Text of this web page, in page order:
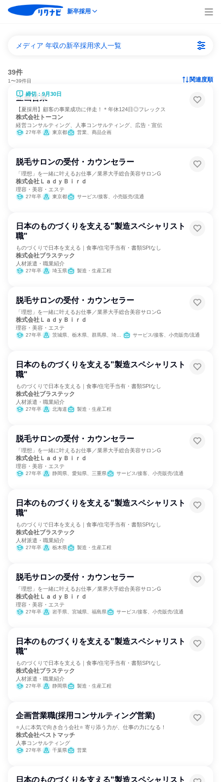
新卒採用
メディア 年収の新卒採用求人一覧
39件
1〜39件目 関連度順
締切：9月30日
企画営業
【夏採用】顧客の事業成功に伴走！＊年休124日◎フレックス
株式会社トーコン
経営コンサルティング、人事コンサルティング、広告・宣伝
27年卒 東京都 営業、商品企画
脱毛サロンの受付・カウンセラー
「理想」を一緒に叶えるお仕事／業界大手総合美容サロンG
株式会社ＬａｄｙＢｉｒｄ
理容・美容・エステ
27年卒 東京都 サービス/接客、小売販売/流通
日本のものづくりを支える"製造スペシャリスト
職"
ものづくりで日本を支える｜食事/住宅手当有・書類SPIなし
株式会社ブラステック
人材派遣・職業紹介
27年卒 埼玉県 製造・生産工程
脱毛サロンの受付・カウンセラー
「理想」を一緒に叶えるお仕事／業界大手総合美容サロンG
株式会社ＬａｄｙＢｉｒｄ
理容・美容・エステ
27年卒 茨城県、栃木県、群馬県、埼玉県、千葉県、神奈川県、新潟県、山梨県、長野県 サービス/接客、小売販売/流通
日本のものづくりを支える"製造スペシャリスト
職"
ものづくりで日本を支える｜食事/住宅手当有・書類SPIなし
株式会社ブラステック
人材派遣・職業紹介
27年卒 北海道 製造・生産工程
脱毛サロンの受付・カウンセラー
「理想」を一緒に叶えるお仕事／業界大手総合美容サロンG
株式会社ＬａｄｙＢｉｒｄ
理容・美容・エステ
27年卒 静岡県、愛知県、三重県 サービス/接客、小売販売/流通
日本のものづくりを支える"製造スペシャリスト
職"
ものづくりで日本を支える｜食事/住宅手当有・書類SPIなし
株式会社ブラステック
人材派遣・職業紹介
27年卒 栃木県 製造・生産工程
脱毛サロンの受付・カウンセラー
「理想」を一緒に叶えるお仕事／業界大手総合美容サロンG
株式会社ＬａｄｙＢｉｒｄ
理容・美容・エステ
27年卒 岩手県、宮城県、福島県 サービス/接客、小売販売/流通
日本のものづくりを支える"製造スペシャリスト
職"
ものづくりで日本を支える｜食事/住宅手当有・書類SPIなし
株式会社ブラステック
人材派遣・職業紹介
27年卒 静岡県 製造・生産工程
企画営業職(採用コンサルティング営業)
⭐人に本気で向き合う会社⭐ 寄り添う力が、仕事の力になる！
株式会社ベストマッチ
人事コンサルティング
27年卒 千葉県 営業
日本のものづくりを支える"製造スペシャリスト